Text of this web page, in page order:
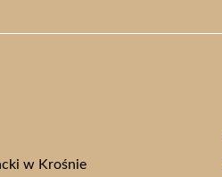
w Krośnie